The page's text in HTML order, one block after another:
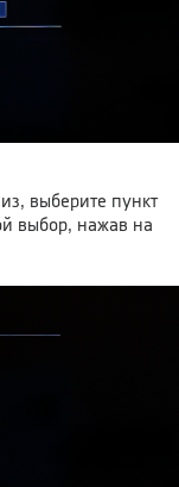
выберите пункт
выбор, нажав на